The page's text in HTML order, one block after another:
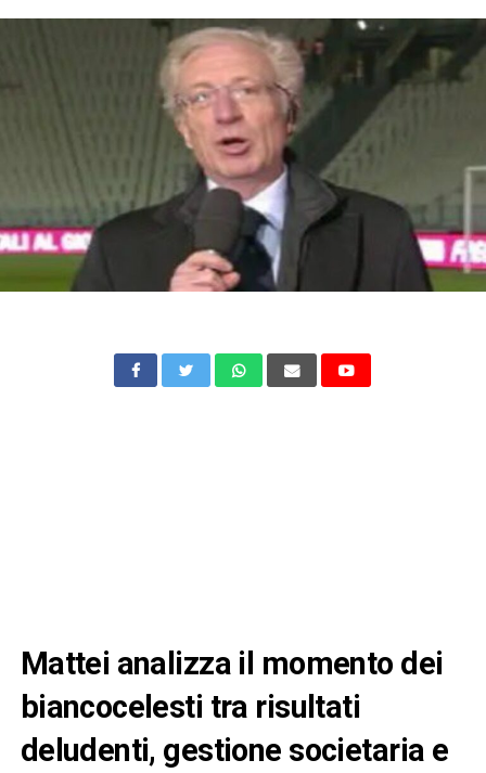
Mattei analizza il momento dei
biancocelesti tra risultati
deludenti, gestione societaria e